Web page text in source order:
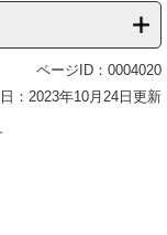
ページID：0004020
：2023年10月24日更新